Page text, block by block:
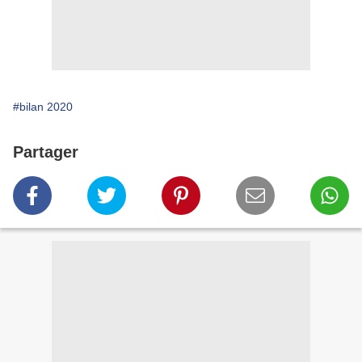
#bilan 2020
Partager